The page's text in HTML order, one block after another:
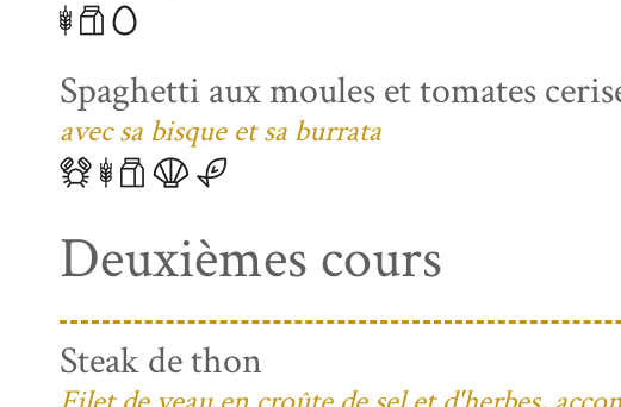
Spaghetti aux moules et tomates
avec sa bisque et sa burrata
Deuxièmes cours
Steak de thon